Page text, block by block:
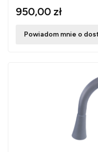
950,00 zł
Powiadom mnie o